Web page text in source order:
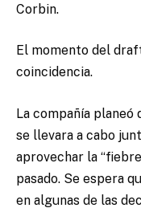
Corbin.
El momento del
coincidencia.
La compañía planeó
se llevara a cabo
aprovechar la
pasado. Se espera
en algunas de las